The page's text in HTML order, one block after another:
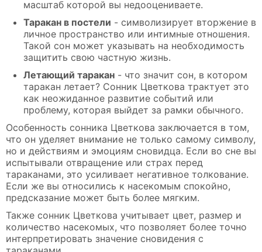
масштаб которой вы недооцениваете.
Таракан в постели - символизирует вторжение в
личное пространство или интимные отношения.
Такой сон может указывать на необходимость
защитить свою частную жизнь.
Летающий таракан - что значит сон, в котором
таракан летает? Сонник Цветкова трактует это
как неожиданное развитие событий или
проблему, которая выйдет за рамки обычного.
Особенность сонника Цветкова заключается в том,
что он уделяет внимание не только самому символу,
но и действиям и эмоциям сновидца. Если во сне вы
испытывали отвращение или страх перед
тараканами, это усиливает негативное толкование.
Если же вы относились к насекомым спокойно,
предсказание может быть более мягким.
Также сонник Цветкова учитывает цвет, размер и
количество насекомых, что позволяет более точно
интерпретировать значение сновидения с